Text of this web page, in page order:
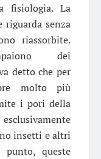
fisiologia. La
riguarda senza
riassorbite.
dei
detto che per
molto più
i pori della
insetti e altri
queste